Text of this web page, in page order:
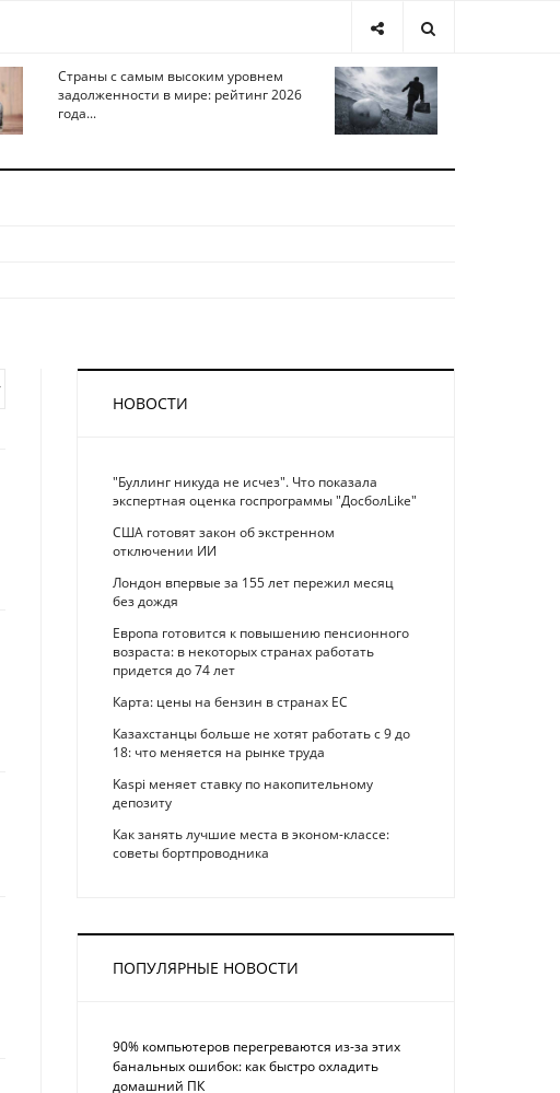
Страны с самым высоким уровнем
задолженности в мире: рейтинг 2026
года...
НОВОСТИ
"Буллинг никуда не исчез". Что показала
экспертная оценка госпрограммы "ДосболLike"
США готовят закон об экстренном
отключении ИИ
Лондон впервые за 155 лет пережил месяц
без дождя
Европа готовится к повышению пенсионного
возраста: в некоторых странах работать
придется до 74 лет
Карта: цены на бензин в странах ЕС
Казахстанцы больше не хотят работать с 9 до
18: что меняется на рынке труда
Kaspi меняет ставку по накопительному
депозиту
Как занять лучшие места в эконом-классе:
советы бортпроводника
ПОПУЛЯРНЫЕ НОВОСТИ
90% компьютеров перегреваются из-за этих
банальных ошибок: как быстро охладить
домашний ПК